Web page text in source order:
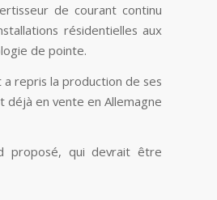
de courant continu
résidentielles aux
de pointe.
repris la production de ses
en vente en Allemagne
proposé, qui devrait être